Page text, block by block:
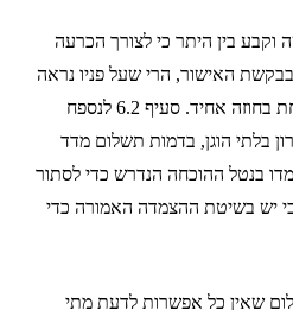
בין היתר כי לצורך הכרעה
האישור, הרי שעל פניו נראה
כי סעיף 6.2 מהווה תניה מקפחת בחוזה אחיד. סעיף 6.2 לנספח
בלתי הוגן, בדמות תשלום מדד
בנטל ההוכחה הנדרש כדי לסתור
כי יש בשיטת ההצמדה האמורה כדי
שאין כל אפשרות לדעת מתי